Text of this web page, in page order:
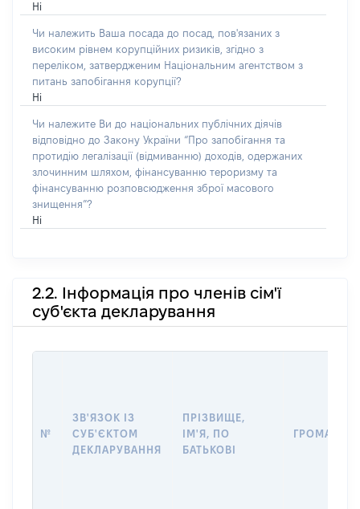
Ні
Чи належить Ваша посада до посад, пов'язаних з
високим рівнем корупційних ризиків, згідно з
переліком, затвердженим Національним агентством з
питань запобігання корупції?
Ні
Чи належите Ви до національних публічних діячів
відповідно до Закону України “Про запобігання та
протидію легалізації (відмиванню) доходів, одержаних
злочинним шляхом, фінансуванню тероризму та
фінансуванню розповсюдження зброї масового
знищення”?
Ні
2.2. Інформація про членів сім'ї
суб'єкта декларування
№
ЗВ'ЯЗОК ІЗ
СУБ'ЄКТОМ
ДЕКЛАРУВАННЯ
ПРІЗВИЩЕ,
ІМ'Я, ПО
БАТЬКОВІ